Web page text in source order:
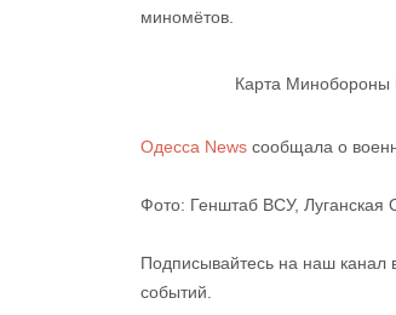
миномётов.
Карта Минобороны
Одесса News сообщала о
Фото: Генштаб ВСУ,
Подписывайтесь на наш канал
событий.